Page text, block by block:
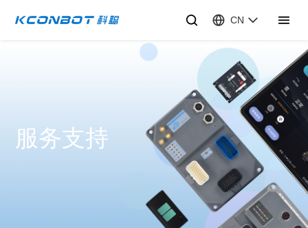
CN
服务支持